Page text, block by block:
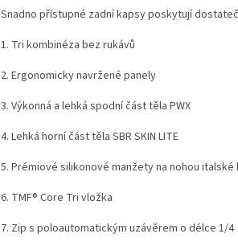
Snadno přístupné zadní kapsy poskytují
1. Tri kombinéza bez rukávů
2. Ergonomicky navržené panely
3. Výkonná a lehká spodní část těla PWX
4. Lehká horní část těla SBR SKIN LITE
5. Prémiové silikonové manžety na nohou
6. TMF® Core Tri vložka
7. Zip s poloautomatickým uzávěrem o délce 1/4